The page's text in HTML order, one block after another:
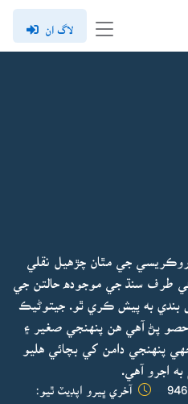
لاگ ان
جي مٿان چڙهيل نقلي
طرف سنڌ جي موجوده حالتن جي
به پيش ڪري ٿو. جيتوڻيڪ
حصو پڻ آهي هن پنهنجي صغير ۽
پنهنجي دامن کي بچائي هليو
اجرو آهي.
946 آخري ڀيرو اپڊيٽ ٿيو: